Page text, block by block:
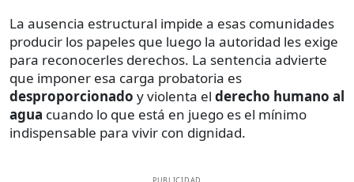
La ausencia estructural impide a esas comunidades
producir los papeles que luego la autoridad les exige
para reconocerles derechos. La sentencia advierte
que imponer esa carga probatoria es
desproporcionado y violenta el derecho humano al
agua cuando lo que está en juego es el mínimo
indispensable para vivir con dignidad.